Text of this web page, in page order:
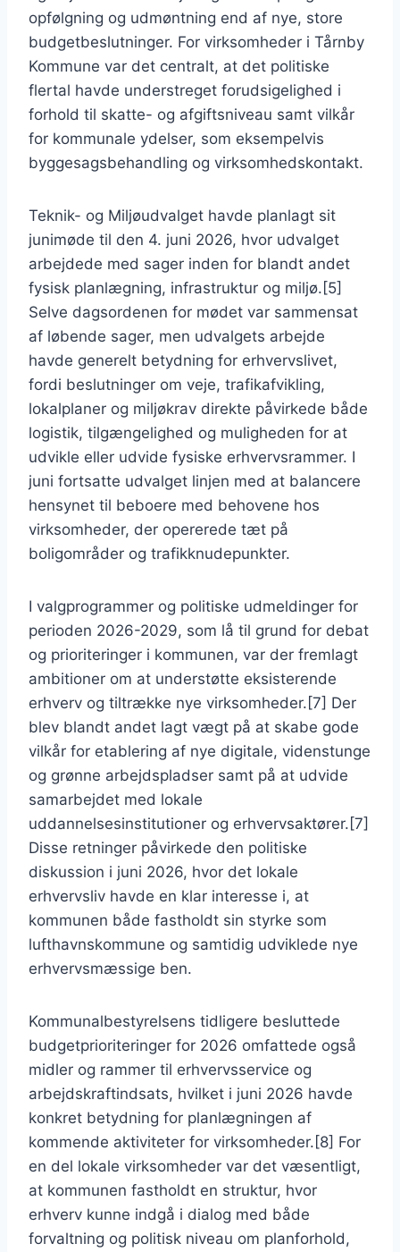
opfølgning og udmøntning end af nye, store
budgetbeslutninger. For virksomheder i Tårnby
Kommune var det centralt, at det politiske
flertal havde understreget forudsigelighed i
forhold til skatte- og afgiftsniveau samt vilkår
for kommunale ydelser, som eksempelvis
byggesagsbehandling og virksomhedskontakt.
Teknik- og Miljøudvalget havde planlagt sit
junimøde til den 4. juni 2026, hvor udvalget
arbejdede med sager inden for blandt andet
fysisk planlægning, infrastruktur og miljø.[5]
Selve dagsordenen for mødet var sammensat
af løbende sager, men udvalgets arbejde
havde generelt betydning for erhvervslivet,
fordi beslutninger om veje, trafikafvikling,
lokalplaner og miljøkrav direkte påvirkede både
logistik, tilgængelighed og muligheden for at
udvikle eller udvide fysiske erhvervsrammer. I
juni fortsatte udvalget linjen med at balancere
hensynet til beboere med behovene hos
virksomheder, der opererede tæt på
boligområder og trafikknudepunkter.
I valgprogrammer og politiske udmeldinger for
perioden 2026-2029, som lå til grund for debat
og prioriteringer i kommunen, var der fremlagt
ambitioner om at understøtte eksisterende
erhverv og tiltrække nye virksomheder.[7] Der
blev blandt andet lagt vægt på at skabe gode
vilkår for etablering af nye digitale, videnstunge
og grønne arbejdspladser samt på at udvide
samarbejdet med lokale
uddannelsesinstitutioner og erhvervsaktører.[7]
Disse retninger påvirkede den politiske
diskussion i juni 2026, hvor det lokale
erhvervsliv havde en klar interesse i, at
kommunen både fastholdt sin styrke som
lufthavnskommune og samtidig udviklede nye
erhvervsmæssige ben.
Kommunalbestyrelsens tidligere besluttede
budgetprioriteringer for 2026 omfattede også
midler og rammer til erhvervsservice og
arbejdskraftindsats, hvilket i juni 2026 havde
konkret betydning for planlægningen af
kommende aktiviteter for virksomheder.[8] For
en del lokale virksomheder var det væsentligt,
at kommunen fastholdt en struktur, hvor
erhverv kunne indgå i dialog med både
forvaltning og politisk niveau om planforhold,